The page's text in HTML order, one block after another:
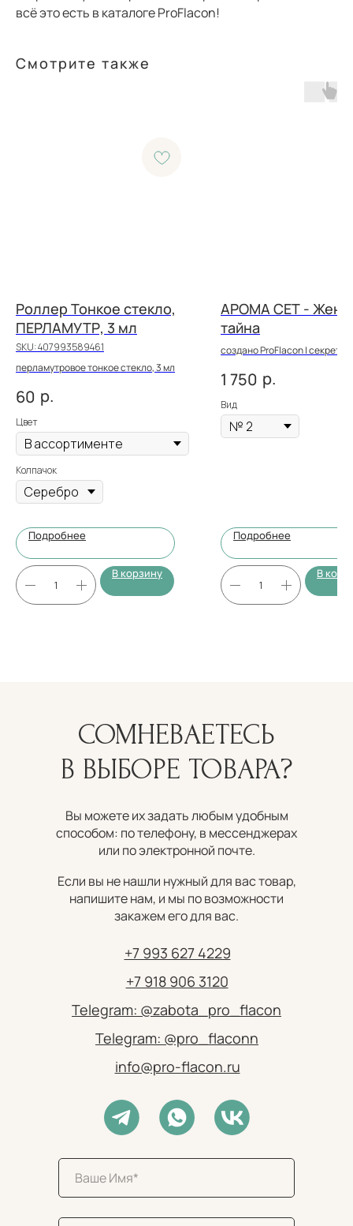
всё это есть в каталоге ProFlacon!
Смотрите также
Роллер Тонкое стекло,
ПЕРЛАМУТР, 3 мл
SKU:407993589461
перламутровое тонкое стекло, 3 мл
60 р.
Цвет
Колпачок
Подробнее
В корзину
АРОМА СЕТ -
тайна
создано ProFlacon | секрет,
1 750 р.
Вид
Подробнее
В
СОМНЕВАЕТЕСЬ
В ВЫБОРЕ ТОВАРА?
+7 993 627 4229
+7 918 906 3120
Telegram: @zabota_pro_flacon
Telegram: @pro_flaconn
info@pro-flacon.ru
Вы можете их задать любым удобным
способом: по телефону, в мессенджерах
или по электронной почте.
Если вы не нашли нужный для вас товар,
напишите нам, и мы по возможности
закажем его для вас.